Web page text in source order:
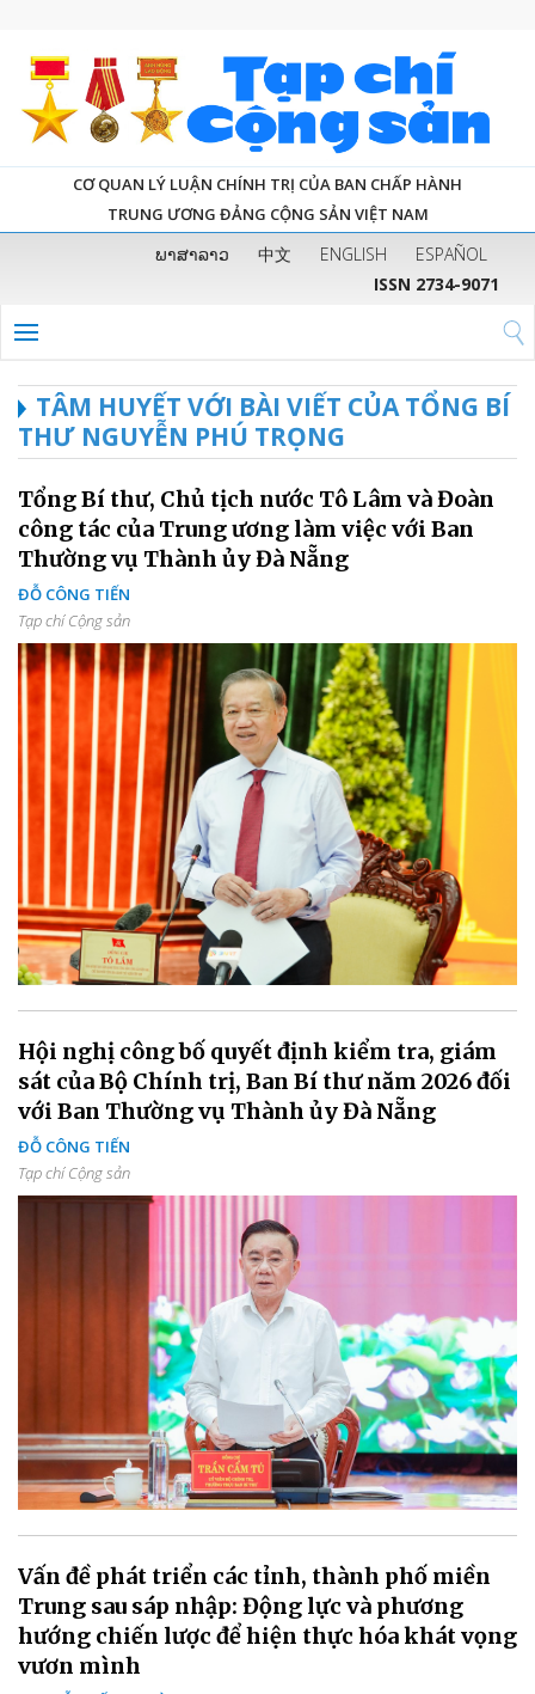
CƠ QUAN LÝ LUẬN CHÍNH TRỊ CỦA BAN CHẤP HÀNH
TRUNG ƯƠNG ĐẢNG CỘNG SẢN VIỆT NAM
ພາສາລາວ 中文 ENGLISH
ESPAÑOL
ISSN 2734-9071
TÂM HUYẾT VỚI BÀI VIẾT CỦA TỔNG BÍ
THƯ NGUYỄN PHÚ TRỌNG
Tổng Bí thư, Chủ tịch nước Tô Lâm và Đoàn
công tác của Trung ương làm việc với Ban
Thường vụ Thành ủy Đà Nẵng
ĐỖ CÔNG TIẾN
Tạp chí Cộng sản
Hội nghị công bố quyết định kiểm tra, giám
sát của Bộ Chính trị, Ban Bí thư năm 2026 đối
với Ban Thường vụ Thành ủy Đà Nẵng
ĐỖ CÔNG TIẾN
Tạp chí Cộng sản
Vấn đề phát triển các tỉnh, thành phố miền
Trung sau sáp nhập: Động lực và phương
hướng chiến lược để hiện thực hóa khát vọng
vươn mình